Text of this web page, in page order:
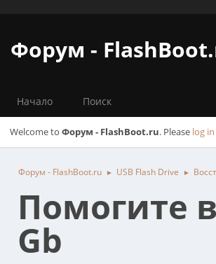
Форум -
Начало Поиск
Welcome to Форум - FlashBoot.ru. Please log in
Форум - FlashBoot.ru ► USB Flash Drive ►
Помогите
Gb